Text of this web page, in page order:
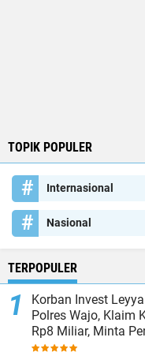
TOPIK POPULER
Internasional
Nasional
TERPOPULER
Korban Invest
Polres Wajo, Klaim
Rp8 Miliar, Minta
Dituntaskan